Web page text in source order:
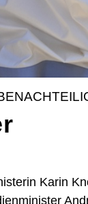
Karin